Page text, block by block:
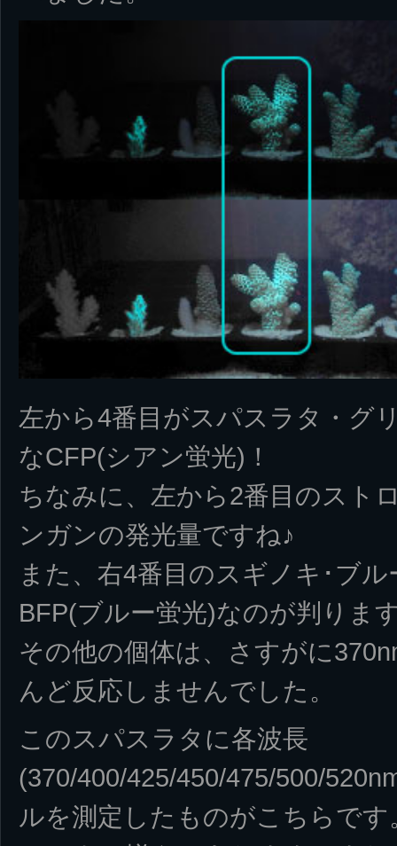
左から4番目がスパスラタ・グ
なCFP(シアン蛍光)！
ちなみに、左から2番目のスト
ンガンの発光量ですね♪
また、右4番目のスギノキ･ブ
BFP(ブルー蛍光)なのが判りま
その他の個体は、さすがに
んど反応しませんでした。
このスパスラタに各波長
(370/400/425/450/475/500/
ルを測定したものがこちらで